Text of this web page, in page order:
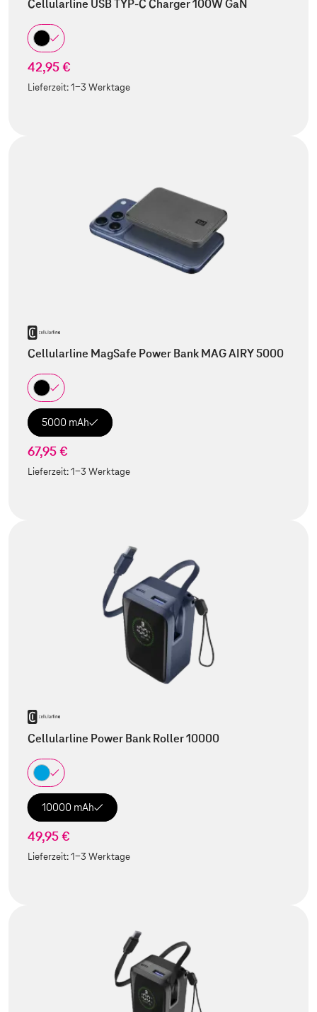
Cellularline USB TYP-C Charger 100W GaN
42,95 €
Lieferzeit:1-3 Werktage
Cellularline MagSafe Power Bank MAG AIRY 5000
5000 mAh
67,95 €
Lieferzeit:1-3 Werktage
Cellularline Power Bank Roller 10000
10000 mAh
49,95 €
Lieferzeit:1-3 Werktage